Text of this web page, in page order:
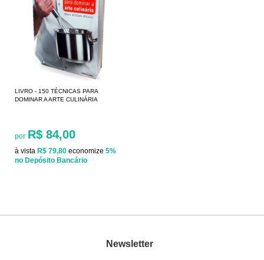
LIVRO - 150 TÉCNICAS PARA
DOMINAR A ARTE CULINÁRIA
por R$ 84,00
à vista R$ 79,80 economize 5%
no Depósito Bancário
Newsletter